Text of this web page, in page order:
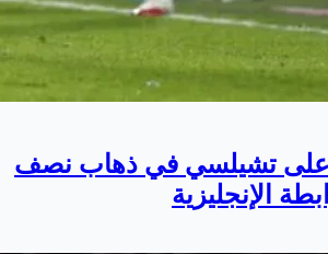
على تشيلسي في ذهاب نصف
الإنجليزية